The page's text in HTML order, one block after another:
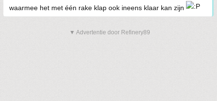
waarmee het met één rake klap ook ineens klaar kan zijn
▼ Advertentie door Refinery89